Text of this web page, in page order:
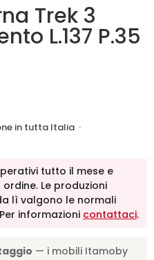
Trek 3
L.137 P.35
in tutta Italia ·
tutto il mese e
Le produzioni
lì valgono le normali
informazioni contattaci.
— i mobili Itamoby